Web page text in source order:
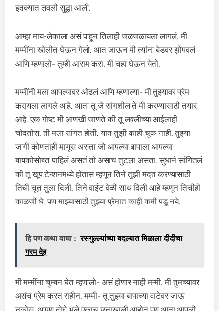
इतक्यात लवली सुद्धा आली.
आम्हा माय-लेकाला असं पाहून तिलाही जळजळायला लागलं. मी
मम्मींना खोलीत घेऊन गेलो. आत जाऊन मी त्यांना बेडवर झोपवलं
आणि म्हणालो- तुम्ही आराम करा, मी चहा घेऊन येतो.
मम्मींनी मला आपल्यावर ओढलं आणि म्हणाल्या- मी तुझ्यावर प्रेम
करायला लागले आहे. आता तू जे सांगशील ते मी करण्यासाठी तयार
आहे. एक गोष्ट मी आणखी जाणते की तू लवलीच्या आईलाही
चोदतोस. ती मला सांगत होती. यात तुझी काही चूक नाही. तुझ्या
जागी कोणताही माणूस असता जो आपल्या बापाला आपल्या
बायकोसोबत पाहिलं असतं तो असाच तुटला असता. सुधाने सांगितलं
की तू खूप टेन्शनमध्ये होतास म्हणून तिने तुझी मदत करण्यासाठी
तिची चूत तुला दिली. तिने वाईट वेळी साथ दिली आहे म्हणून तिचीही
काळजी घे. पण माझ्यासाठी तुझ्या प्रेमात काही कमी पडू नये.
हि पण कथा वाचा : रसगुल्ल्यांच्या बदल्यात मिळाला दीदीचा
गरम देह
मी मम्मींना चुम्बन घेत म्हणालो- असं होणार नाही मम्मी. मी तुमच्यावर
असंच प्रेम करत राहीन. मम्मी- तू तुझ्या बापाच्या वाटेवर जाऊ